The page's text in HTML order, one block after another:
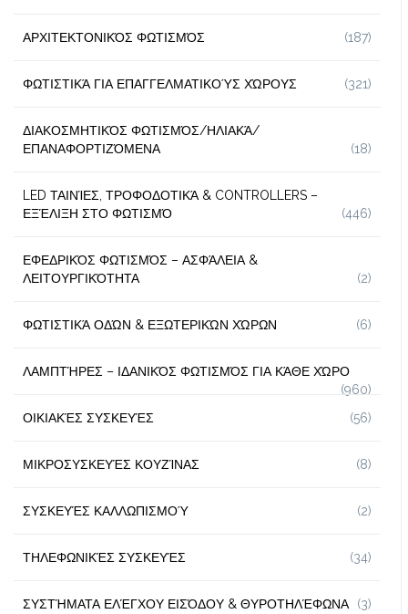
ΑΡΧΙΤΕΚΤΟΝΙΚΌΣ ΦΩΤΙΣΜΌΣ (187)
ΦΩΤΙΣΤΙΚΆ ΓΙΑ ΕΠΑΓΓΕΛΜΑΤΙΚΟΎΣ ΧΏΡΟΥΣ (321)
ΔΙΑΚΟΣΜΗΤΙΚΌΣ ΦΩΤΙΣΜΌΣ/ΗΛΙΑΚΆ/
ΕΠΑΝΑΦΟΡΤΙΖΌΜΕΝΑ
(18)
LED ΤΑΙΝΊΕΣ, ΤΡΟΦΟΔΟΤΙΚΆ & CONTROLLERS –
ΕΞΈΛΙΞΗ ΣΤΟ ΦΩΤΙΣΜΌ
(446)
ΕΦΕΔΡΙΚΌΣ ΦΩΤΙΣΜΌΣ – ΑΣΦΆΛΕΙΑ &
ΛΕΙΤΟΥΡΓΙΚΌΤΗΤΑ
(2)
ΦΩΤΙΣΤΙΚΆ ΟΔΏΝ & ΕΞΩΤΕΡΙΚΏΝ ΧΏΡΩΝ (6)
ΛΑΜΠΤΉΡΕΣ – ΙΔΑΝΙΚΌΣ ΦΩΤΙΣΜΌΣ ΓΙΑ ΚΆΘΕ ΧΏΡΟ
(960)
ΟΙΚΙΑΚΈΣ ΣΥΣΚΕΥΈΣ
(56)
ΜΙΚΡΟΣΥΣΚΕΥΈΣ ΚΟΥΖΊΝΑΣ (8)
ΣΥΣΚΕΥΈΣ ΚΑΛΛΩΠΙΣΜΟΎ (2)
ΤΗΛΕΦΩΝΙΚΈΣ ΣΥΣΚΕΥΈΣ (34)
ΣΥΣΤΉΜΑΤΑ ΕΛΈΓΧΟΥ ΕΙΣΌΔΟΥ & ΘΥΡΟΤΗΛΈΦΩΝΑ (3)